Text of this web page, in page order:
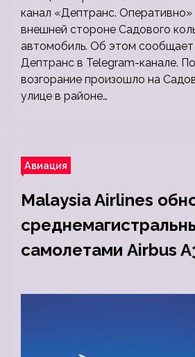
канал «Дептранс.
внешней стороне Садового
автомобиль. Об этом сообщает
Дептранс в Telegram-канале.
возгорание произошло на
улице в районе…
Авиация
Malaysia Airlines
самолетами Airbus